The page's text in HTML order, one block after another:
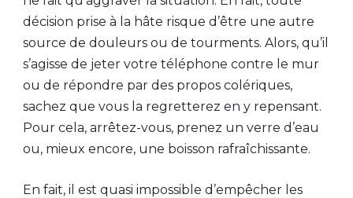
décision prise à la hâte risque d’être une autre
source de douleurs ou de tourments. Alors, qu’il
s’agisse de jeter votre téléphone contre le mur
ou de répondre par des propos colériques,
sachez que vous la regretterez en y repensant.
Pour cela, arrêtez-vous, prenez un verre d’eau
ou, mieux encore, une boisson rafraîchissante.
En fait, il est quasi impossible d’empêcher les